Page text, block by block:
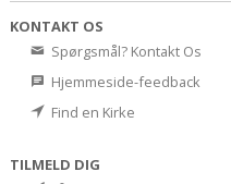
KONTAKT OS
Spørgsmål? Kontakt Os
Hjemmeside-feedback
Find en Kirke
TILMELD DIG